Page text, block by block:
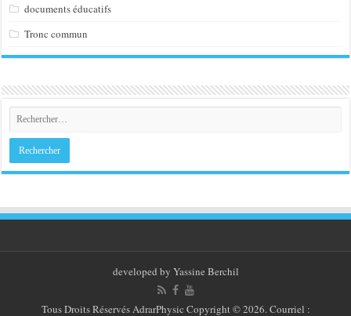
documents éducatifs
Tronc commun
developed by Yassine Berchil
Tous Droits RéservésAdrarPhysic Copyright © 2026. Courriel :